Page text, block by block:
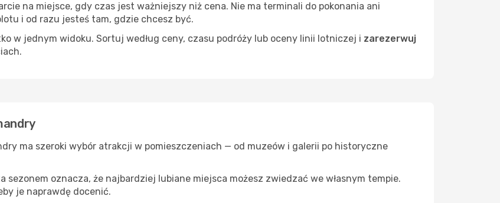
na miejsce, gdy czas jest ważniejszy niż cena. Nie ma terminali do pokonania ani
i od razu jesteś tam, gdzie chcesz być.
w jednym widoku. Sortuj według ceny, czasu podróży lub oceny linii lotniczej i zarezerwuj
ma szeroki wybór atrakcji w pomieszczeniach — od muzeów i galerii po historyczne
sezonem oznacza, że najbardziej lubiane miejsca możesz zwiedzać we własnym tempie.
je naprawdę docenić.